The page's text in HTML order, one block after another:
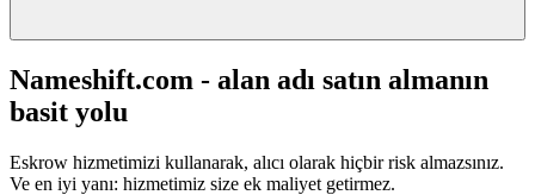
Nameshift.com - alan adı satın almanın
basit yolu
Eskrow hizmetimizi kullanarak, alıcı olarak hiçbir risk almazsınız.
Ve en iyi yanı: hizmetimiz size ek maliyet getirmez.